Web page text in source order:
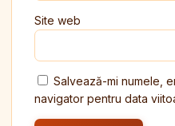
Site web
Salvează-mi numele,
navigator pentru data